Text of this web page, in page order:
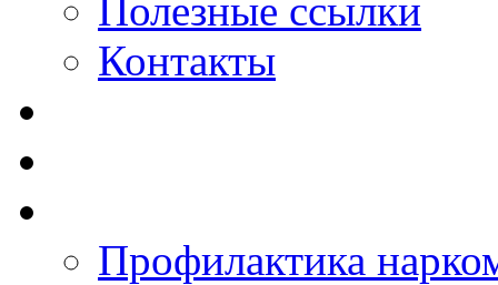
Полезные ссылки
Контакты
Профилактика